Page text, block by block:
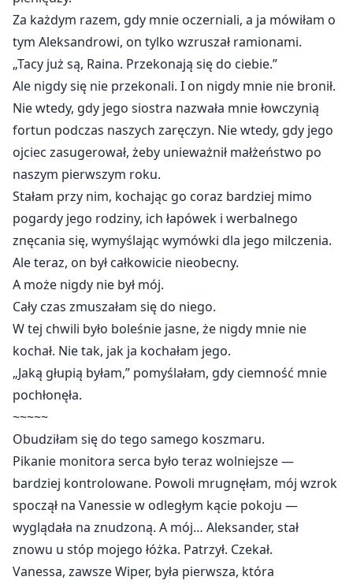
Za każdym razem, gdy mnie oczerniali, a ja mówiłam o
tym Aleksandrowi, on tylko wzruszał ramionami.
„Tacy już są, Raina. Przekonają się do ciebie.”
Ale nigdy się nie przekonali. I on nigdy mnie nie bronił.
Nie wtedy, gdy jego siostra nazwała mnie łowczynią
fortun podczas naszych zaręczyn. Nie wtedy, gdy jego
ojciec zasugerował, żeby unieważnił małżeństwo po
naszym pierwszym roku.
Stałam przy nim, kochając go coraz bardziej mimo
pogardy jego rodziny, ich łapówek i werbalnego
znęcania się, wymyślając wymówki dla jego milczenia.
Ale teraz, on był całkowicie nieobecny.
A może nigdy nie był mój.
Cały czas zmuszałam się do niego.
W tej chwili było boleśnie jasne, że nigdy mnie nie
kochał. Nie tak, jak ja kochałam jego.
„Jaką głupią byłam,” pomyślałam, gdy ciemność mnie
pochłonęła.
~~~~~
Obudziłam się do tego samego koszmaru.
Pikanie monitora serca było teraz wolniejsze —
bardziej kontrolowane. Powoli mrugnęłam, mój wzrok
spoczął na Vanessie w odległym kącie pokoju —
wyglądała na znudzoną. A mój… Aleksander, stał
znowu u stóp mojego łóżka. Patrzył. Czekał.
Vanessa, zawsze Wiper, była pierwsza, która